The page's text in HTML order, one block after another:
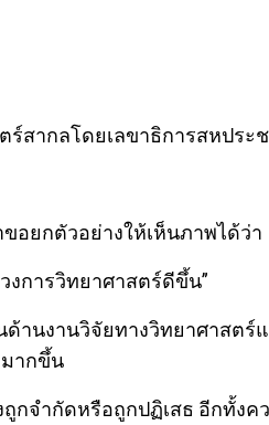
ร์สากลโดยเลขาธิการสหประ
อยกตัวอย่างให้เห็นภาพได้ว่า
การวิทยาศาสตร์ดีขึ้น”
านงานวิจัยทางวิทยาศาสตร์
ากขึ้น
กจำกัดหรือถูกปฏิเสธ อีกทั้งค